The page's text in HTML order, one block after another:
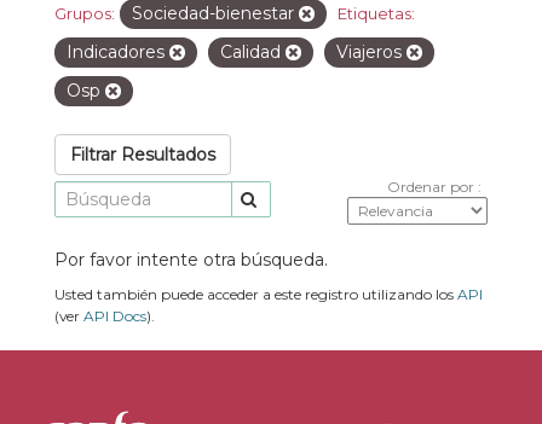
Grupos: Sociedad-bienestar Etiquetas:
Indicadores Calidad
Viajeros
Osp
Filtrar Resultados
Ordenar por
Por favor intente otra búsqueda.
Usted también puede acceder a este registro utilizando los API
(ver API Docs).